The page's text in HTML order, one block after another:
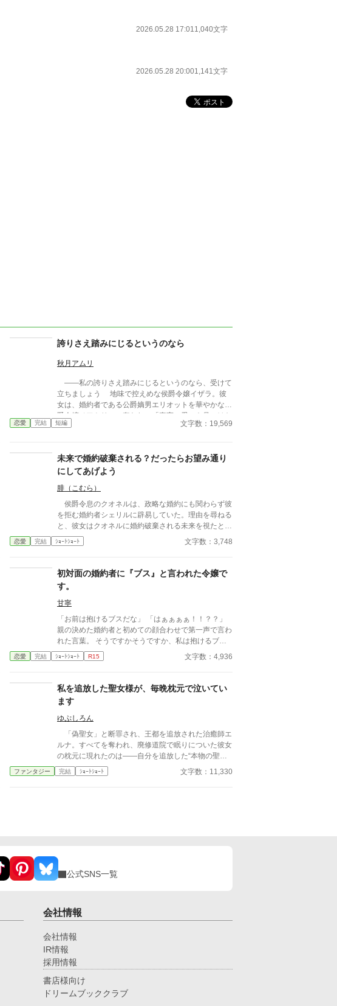
2026.05.28 17:011,040文字
2026.05.28 20:001,141文字
誇りさえ踏みにじるというのなら
秋月アムリ
――私の誇りさえ踏みにじるというのなら、受けて
立ちましょう 地味で控えめな侯爵令嬢イザラ。彼
女は、婚約者である公爵嫡男エリオットを華やかな伯
爵令嬢ベアトリスに奪われ、「真実の愛」を見つけた
という身勝手な理由で一方的に婚約破棄を突きつけら
女は涙を見せず、侯爵家の誇りを守るため不当な破棄
を断固として拒否。たった一人で反撃の証拠集めを開
離を置き、冷徹と噂される辺境伯アレクシス。彼は、
イザラの持つ鋼のような意志と冷静な知性を見抜き、
彼女の非公式な協力者となる。 しかし、そんな彼
女を待っていたのは「辺境伯と不貞を働いている」と
いう、さらに悪質な濡れ衣だった――
恋愛 完結 短編 文字数：19,569
未来で婚約破棄される？だったらお望み通り
にしてあげよう
腓（こむら）
侯爵令息のクオネルは、政略な婚約にも関わらず彼
を拒む婚約者シェリルに辟易していた。理由を尋ねる
と、彼女はクオネルに婚約破棄される未来を視たとい
う。 仕方ないとはいえ、二周目ヒロインに嫌われ
る婚約者が少し可哀想だなと思って考えた話。よりは
投稿済です。
恋愛 完結 ｼｮｰﾄｼｮｰﾄ 文字数：3,748
初対面の婚約者に『ブス』と言われた令嬢で
す。
甘寧
「お前は抱けるブスだな」 「はぁぁぁぁ！！？？」
親の決めた婚約者と初めての顔合わせで第一声で言わ
れた言葉。 そうですかそうですか、私は抱けるブス
なんですね…… って！！こんな奴が婚約者なんて冗
談じゃない！！ お父様！！こいつと結婚しろと言う
た？ それじゃあ、仕方ありません。あちらから婚約
を破棄したいと言わせましょう。 ※4時間ほどで書き
上げたものなので、頭空っぽにして読んでください。
恋愛 完結 ｼｮｰﾄｼｮｰﾄ R15 文字数：4,936
私を追放した聖女様が、毎晩枕元で泣いてい
ます
ゆぷしろん
「偽聖女」と断罪され、王都を追放された治癒師エ
ルナ。すべてを奪われ、廃修道院で眠りについた彼女
の枕元に現れたのは――自分を追放した“本物の聖
女”セレスティアの幽霊だった。 「お願い、わたくし
の身体を取り戻して！」 聖印を授かった瞬間、セ
が、偽りの奇跡を暴き、奪われた身体と居場所を取り
ファンタジー 完結 ｼｮｰﾄｼｮｰﾄ 文字数：11,330
公式SNS一覧
会社情報
会社情報
IR情報
採用情報
書店様向け
ドリームブッククラブ